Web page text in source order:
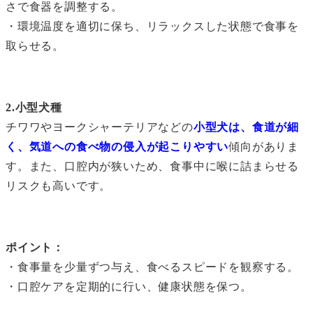
さで食器を調整する。
・環境温度を適切に保ち、リラックスした状態で食事を
取らせる。
2.小型犬種
チワワやヨークシャーテリアなどの小型犬は、食道が細
く、気道への食べ物の侵入が起こりやすい傾向がありま
す。また、口腔内が狭いため、食事中に喉に詰まらせる
リスクも高いです。
ポイント：
・食事量を少量ずつ与え、食べるスピードを観察する。
・口腔ケアを定期的に行い、健康状態を保つ。